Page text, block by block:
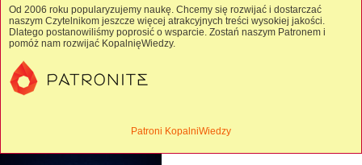
Od 2006 roku popularyzujemy naukę. Chcemy się rozwijać i dostarczać
naszym Czytelnikom jeszcze więcej atrakcyjnych treści wysokiej jakości.
Dlatego postanowiliśmy poprosić o wsparcie. Zostań naszym Patronem i
pomóż nam rozwijać KopalnięWiedzy.
Patroni KopalniWiedzy